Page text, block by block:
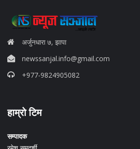
अर्जुनधारा ७, झापा
newssanjal.info@gmail.com
+977-9824905082
b88 slot
daftar slot88
judi slot online pulsa
हाम्रो टिम
सम्पादक